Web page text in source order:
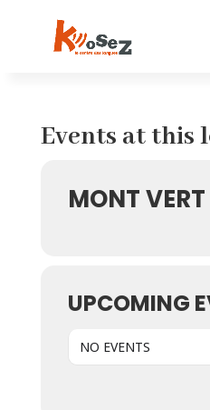
Events at this
MONT VERT
UPCOMING
NO EVENTS